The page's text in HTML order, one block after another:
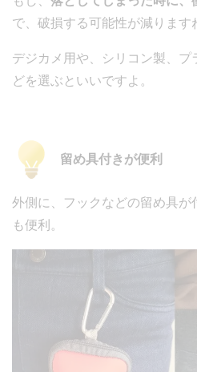
で、破損する可能性が減ります
デジカメ用や、シリコン製、
どを選ぶといいですよ。
留め具付きが便利
外側に、フックなどの留め具が
も便利。